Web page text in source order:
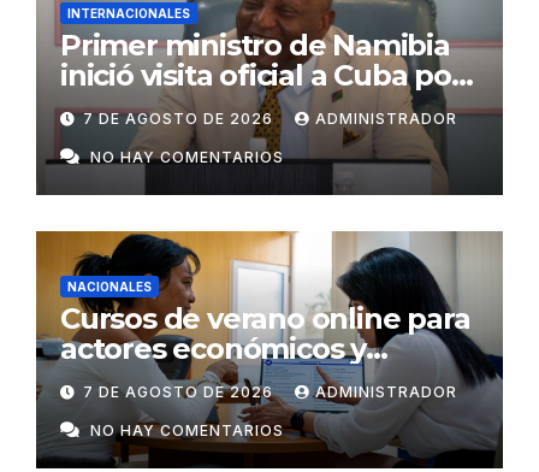
INTERNACIONALES
Primer ministro de Namibia
inició visita oficial a Cuba por
invitación de Manuel Marrero
7 DE AGOSTO DE 2026 ADMINISTRADOR
NO HAY COMENTARIOS
NACIONALES
Cursos de verano online para
actores económicos y
estatales
7 DE AGOSTO DE 2026 ADMINISTRADOR
NO HAY COMENTARIOS